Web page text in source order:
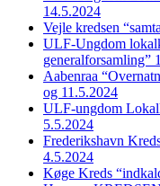
14.5.2024
Vejle kredsen
ULF-Ungdom
generalforsamling”
Aabenraa
og 11.5.2024
ULF-ungdom
5.5.2024
Frederikshavn
4.5.2024
Køge Kreds